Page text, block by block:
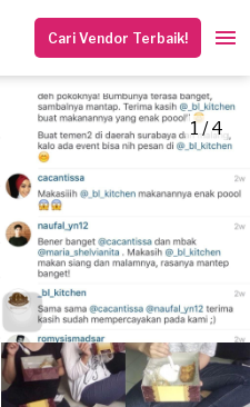
Cari Vendor Terbaik!
1 / 4